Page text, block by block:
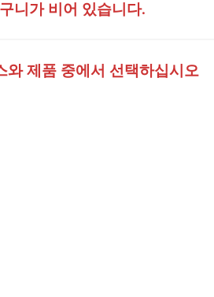
니가 비어 있습니다.
와제품 중에서 선택하십시오